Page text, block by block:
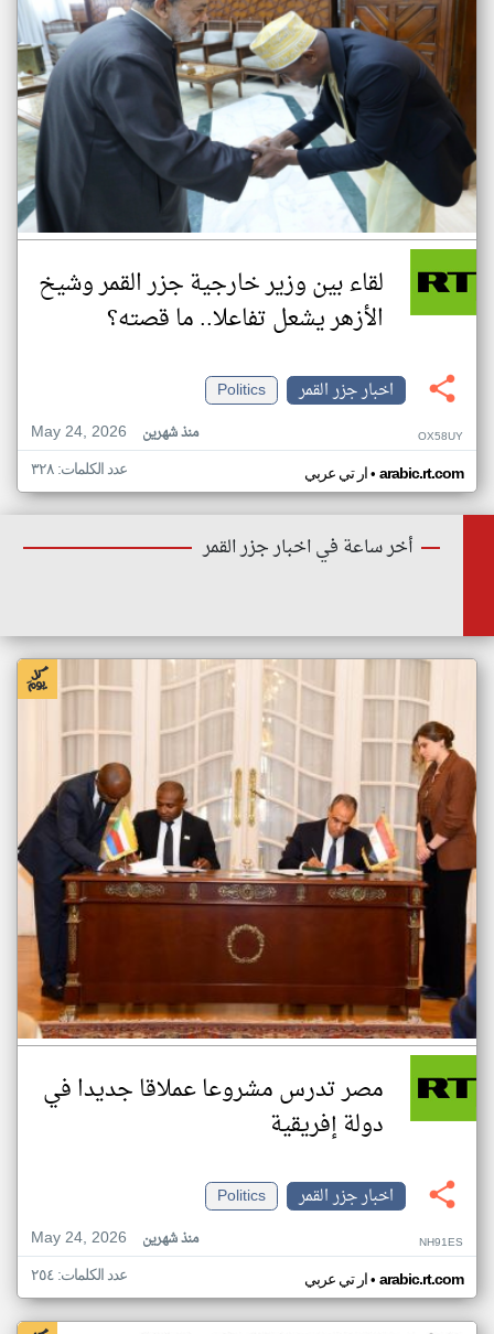
لقاء بين وزير خارجية جزر القمر وشيخ
الأزهر يشعل تفاعلا.. ما قصته؟
اخبار جزر القمر
Politics
May 24, 2026
منذ شهرين OX58UY
ار تي عربي• arabic.rt.com عدد الكلمات: ٣٢٨
أخر ساعة في اخبار جزر القمر
مصر تدرس مشروعا عملاقا جديدا في
دولة إفريقية
اخبار جزر القمر
Politics
May 24, 2026
منذ شهرين NH91ES
ار تي عربي• arabic.rt.com عدد الكلمات: ٢٥٤